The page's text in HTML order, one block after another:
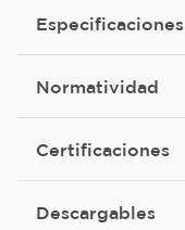
Especificaciones
Normatividad
Certificaciones
Descargables